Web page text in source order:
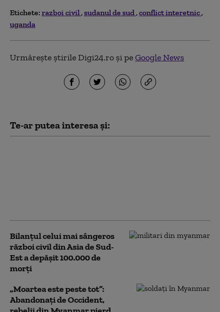
Etichete: razboi civil sudanul de sud conflict interetnic
uganda
Urmărește știrile Digi24.ro și peGoogle News
Te-ar putea interesa și:
Bilanţul celui mai sângeros
război civil din Asia de Sud-
Est a depăşit 100.000 de
morţi
„Moartea este peste tot”:
Abandonați de Occident,